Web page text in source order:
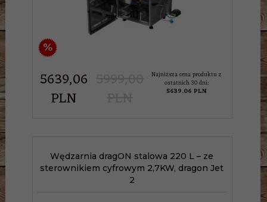
%
5639,06
PLN
Najniższa cena produktu z
ostatnich 30 dni:
5639.06 PLN
Wędzarnia dragON stalowa 220 L – ze
sterownikiem cyfrowym 2,7KW, dragon Jet
2